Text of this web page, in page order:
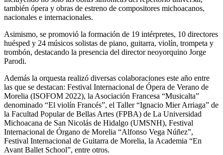
también ópera y obras de estreno de compositores michoacanos,
nacionales e internacionales.
Asimismo, se promovió la formación de 19 intérpretes, 10 directores
huésped y 24 músicos solistas de piano, guitarra, violín, trompeta y
trombón, destacando la presencia del director neoyorquino Jorge
Parodi.
Además la orquesta realizó diversas colaboraciones este año entre
las que se destacan: Festival Internacional de Ópera de Verano de
Morelia (ISOFOM 2022), la Asociación Francesa “Musicalta”
denominado “El violín Francés”, el Taller “Ignacio Mier Arriaga” de
la Facultad Popular de Bellas Artes (FPBA) de La Universidad
Michoacana de San Nicolás de Hidalgo (UMSNH), Festival
Internacional de Órgano de Morelia “Alfonso Vega Núñez”,
Festival Internacional de Guitarra de Morelia, la Academia “En
Avant Ballet School”, entre otros.